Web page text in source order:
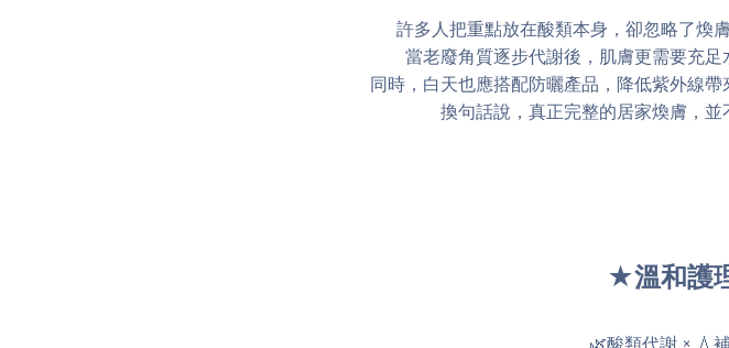
許多人把重點放在酸類本身，卻忽略了煥
當老廢角質逐步代謝後，肌膚更需要充足
同時，白天也應搭配防曬產品，降低紫外線
換句話說，真正完整的居家煥膚，並
★溫和護